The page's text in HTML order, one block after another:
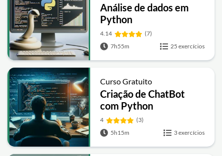
Análise de dados em
Python
4.14
(7)
7h55m
25 exercícios
Curso Gratuito
Criação de ChatBot
com Python
4
(3)
5h15m
3 exercícios